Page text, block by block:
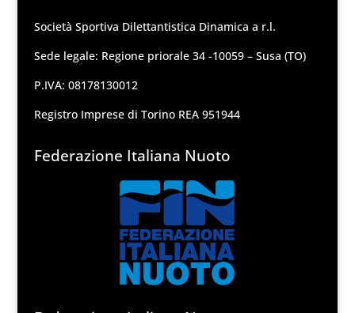
Società Sportiva Dilettantistica Dinamica a r.l.
Sede legale: Regione priorale 34 -10059 – Susa (TO)
P.IVA: 08178130012
Registro Imprese di Torino REA 951944
Federazione Italiana Nuoto